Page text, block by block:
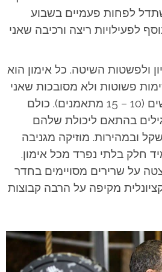
משתדל לפחות פעמיים בשבוע
לפעילויות ריצה ורכיבה שאני
ולפשטות השיטה. כל אימון הוא
פשוטות ולא מסובכות שאני
עושה יחד עם עוד אנשים (10 – 15 מתאמנים). כולם
בהתאם ליכולת שלהם
ובמהירות. מוזיקה מגניבה
חלק בלתי נפרד מכל אימון.
על שרירים מסויימים בחדר
מקיפה על הרבה קבוצות